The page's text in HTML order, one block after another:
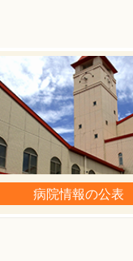
病院情報の公表